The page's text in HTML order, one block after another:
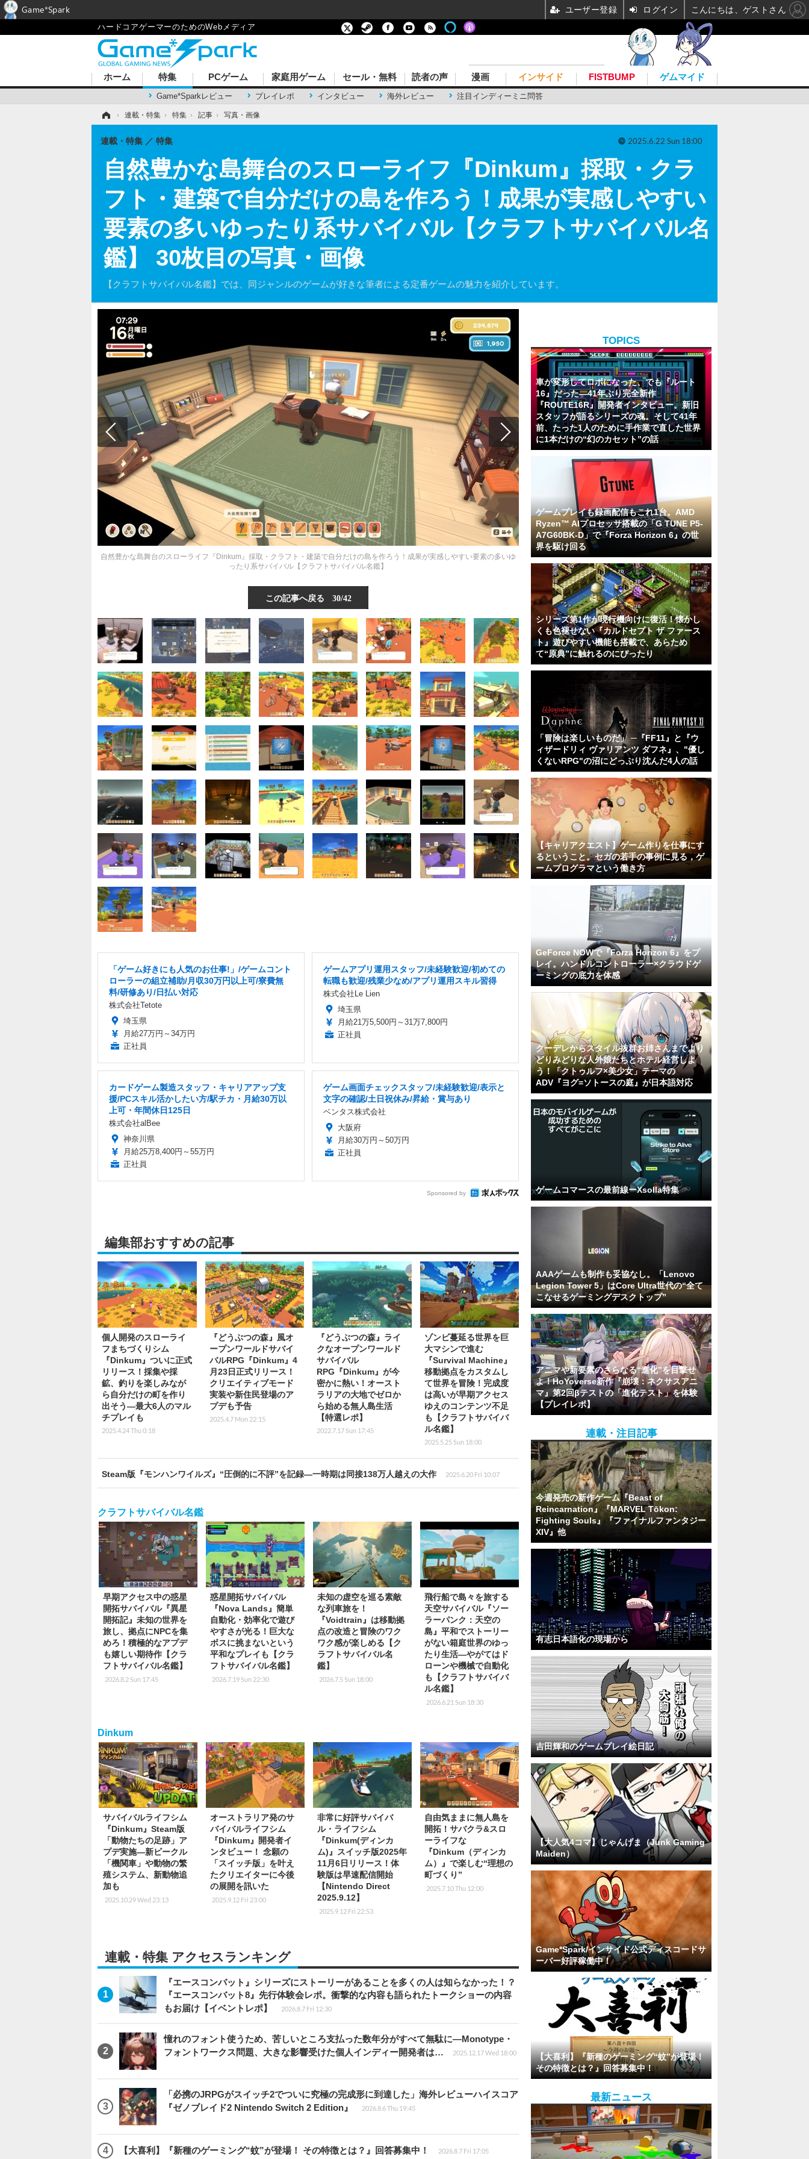
ハードコアゲーマーのためのWebメディア
ホーム 特集
Game*Sparkレビュー プレイレポ インタビュー 海外レビュー 注目インディーミニ問答
PCゲーム 家庭用ゲーム セール・無料 読者の声 漫画 インサイド FISTBUMP ゲムマイド
› 連載・特集 › 特集 › 記事 › 写真・画像
自然豊かな島舞台のスローライフ『Dinkum』採取・クラ
フト・建築で自分だけの島を作ろう！成果が実感しやすい
要素の多いゆったり系サバイバル【クラフトサバイバル名
鑑】 30枚目の写真・画像
【クラフトサバイバル名鑑】では、同ジャンルのゲームが好きな筆者による定番ゲームの魅力を紹介しています。
連載・特集 特集 2025.6.22 Sun 18:00
自然豊かな島舞台のスローライフ『Dinkum』採取・クラフト・建築で自分だけの島を作ろう！成果が実感しやすい要素の多いゆ
ったり系サバイバル【クラフトサバイバル名鑑】
この記事へ戻る 30/42
「ゲーム好きにも人気のお仕事!」/ゲームコント
ローラーの組立補助/月収30万円以上可/寮費無
料/研修あり/日払い対応
株式会社Tetote
埼玉県
月給27万円～34万円
正社員
ゲームアプリ運用スタッフ/未経験歓迎/初めての
転職も歓迎/残業少なめ/アプリ運用スキル習得
株式会社Le Lien
埼玉県
月給21万5,500円～31万7,800円
正社員
カードゲーム製造スタッフ・キャリアアップ支
援/PCスキル活かしたい方/駅チカ・月給30万以
上可・年間休日125日
株式会社alBee
神奈川県
月給25万8,400円～55万円
正社員
ゲーム画面チェックスタッフ/未経験歓迎/表示と
文字の確認/土日祝休み/昇給・賞与あり
ベンタス株式会社
大阪府
月給30万円～50万円
正社員
Sponsored by
編集部おすすめの記事
個人開発のスローライ
フまちづくりシム
『Dinkum』ついに正式
リリース！採集や採
鉱、釣りを楽しみなが
ら自分だけの町を作り
出そう―最大6人のマル
チプレイも
2025.4.24 Thu 0:18
『どうぶつの森』風オ
ープンワールドサバイ
バルRPG『Dinkum』4
月23日正式リリース！
クリエイティブモード
実装や新住民登場のア
プデも予告
2025.4.7 Mon 22:15
『どうぶつの森』ライ
クなオープンワールド
サバイバル
RPG『Dinkum』が今
密かに熱い！オースト
ラリアの大地でゼロか
ら始める無人島生活
【特選レポ】
2022.7.17 Sun 17:45
ゾンビ蔓延る世界を巨
大マシンで進む
『Survival Machine』
移動拠点をカスタムし
て世界を冒険！完成度
は高いが早期アクセス
ゆえのコンテンツ不足
も【クラフトサバイバ
ル名鑑】
2025.5.25 Sun 18:00
Steam版『モンハンワイルズ』“圧倒的に不評”を記録―一時期は同接138万人越えの大作 2025.6.20 Fri 10:07
クラフトサバイバル名鑑
早期アクセス中の惑星
開拓サバイバル『異星
開拓記』未知の世界を
旅し、拠点にNPCを集
めろ！積極的なアプデ
も嬉しい期待作【クラ
フトサバイバル名鑑】
2026.8.2 Sun 17:45
惑星開拓サバイバル
『Nova Lands』簡単
自動化・効率化で遊び
やすさが光る！巨大な
ボスに挑まないという
平和なプレイも【クラ
フトサバイバル名鑑】
2026.7.19 Sun 22:30
未知の虚空を巡る素敵
な列車旅を！
『Voidtrain』は移動拠
点の改造と冒険のワク
ワク感が楽しめる【ク
ラフトサバイバル名
鑑】
2026.7.5 Sun 18:00
飛行船で島々を旅する
天空サバイバル『ソー
ラーパンク：天空の
島』平和でストーリー
がない箱庭世界のゆっ
たり生活―やがてはド
ローンや機械で自動化
も【クラフトサバイバ
ル名鑑】
2026.6.21 Sun 18:30
Dinkum
サバイバルライフシム
『Dinkum』Steam版
「動物たちの足跡」ア
プデ実施―新ビークル
「機関車」や動物の繁
殖システム、新動物追
加も
2025.10.29 Wed 23:13
オーストラリア発のサ
バイバルライフシム
『Dinkum』開発者イ
ンタビュー！ 念願の
「スイッチ版」を叶え
たクリエイターに今後
の展開を訊いた
2025.9.12 Fri 23:00
非常に好評サバイバ
ル・ライフシム
『Dinkum(ディンカ
ム)』スイッチ版2025年
11月6日リリース！体
験版は早速配信開始
【Nintendo Direct
2025.9.12】
2025.9.12 Fri 22:53
自由気ままに無人島を
開拓！サバクラ&スロ
ーライフな
『Dinkum（ディンカ
ム）』で楽しむ“理想の
町づくり”
2025.7.10 Thu 12:00
連載・特集 アクセスランキング
『エースコンバット』シリーズにストーリーがあることを多くの人は知らなかった！？
『エースコンバット8』先行体験会レポ。衝撃的な内容も語られたトークショーの内容
もお届け【イベントレポ】
2026.8.7 Fri 12:30
憧れのフォント使うため、苦しいところ支払った数年分がすべて無駄に―Monotype・
フォントワークス問題、大きな影響受けた個人インディー開発者は…
2025.12.17 Wed 18:00
「必携のJRPGがスイッチ2でついに究極の完成形に到達した」海外レビューハイスコア
『ゼノブレイド2 Nintendo Switch 2 Edition』
2026.8.6 Thu 19:45
【大喜利】『新種のゲーミング“蚊”が登場！ その特徴とは？』回答募集中！ 2026.8.7 Fri 17:05
TOPICS
車が変形してロボになった、でも『ルート
16』だった―41年ぶり完全新作
『ROUTE16R』開発者インタビュー。新旧
スタッフが語るシリーズの魂。そして41年
前、たった1人のために手作業で直した世界
に1本だけの“幻のカセット”の話
ゲームプレイも録画配信もこれ1台。AMD
Ryzen™ AIプロセッサ搭載の「G TUNE P5-
A7G60BK-D」で『Forza Horizon 6』の世
界を駆け回る
シリーズ第1作が現行機向けに復活！懐かし
くも色褪せない『カルドセプト ザ ファース
ト』遊びやすい機能も搭載で、あらため
て“原典”に触れるのにぴったり
「冒険は楽しいものだ」 ─『FF11』と『ウ
ィザードリィ ヴァリアンツ ダフネ』、"優し
くないRPG"の沼にどっぷり沈んだ4人の話
【キャリアクエスト】ゲーム作りを仕事にす
るということ。セガの若手の事例に見る，ゲ
ームプログラマという働き方
GeForce NOWで『Forza Horizon 6』をプ
レイ。ハンドルコントローラー×クラウドゲ
ーミングの底力を体感
クーデレからスタイル抜群お姉さんまでより
どりみどりな人外娘たちとホテル経営しよ
う！「クトゥルフ×美少女」テーマの
ADV『ヨグ=ソトースの庭』が日本語対応
ゲームコマースの最前線ーXsolla特集
AAAゲームも制作も妥協なし。「Lenovo
Legion Tower 5」はCore Ultra世代の“全て
こなせるゲーミングデスクトップ”
アニマや新要素のさらなる“進化”を目撃せ
よ！HoYoverse新作『崩壊：ネクサスアニ
マ』第2回βテストの「進化テスト」を体験
【プレイレポ】
連載・注目記事
今週発売の新作ゲーム『Beast of
Reincarnation』『MARVEL Tōkon:
Fighting Souls』『ファイナルファンタジー
XIV』他
有志日本語化の現場から
吉田輝和のゲームプレイ絵日記
【大人気4コマ】じゃんげま（Junk Gaming
Maiden）
Game*Spark/インサイド公式ディスコードサ
ーバー好評稼働中！
【大喜利】『新種のゲーミング“蚊”が登場！
その特徴とは？』回答募集中！
最新ニュース
Game*Spark ユーザー登録 ログイン こんにちは、ゲストさん